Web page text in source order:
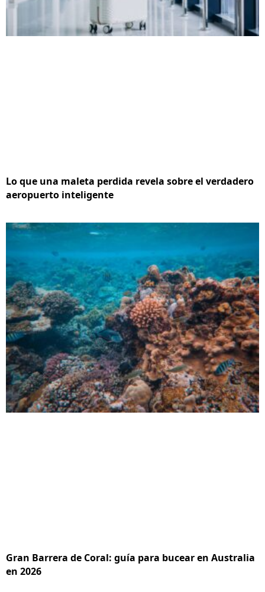
Lo que una maleta perdida revela sobre el verdadero
aeropuerto inteligente
Gran Barrera de Coral: guía para bucear en Australia
en 2026